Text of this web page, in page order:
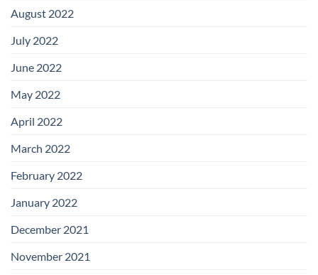
August 2022
July 2022
June 2022
May 2022
April 2022
March 2022
February 2022
January 2022
December 2021
November 2021